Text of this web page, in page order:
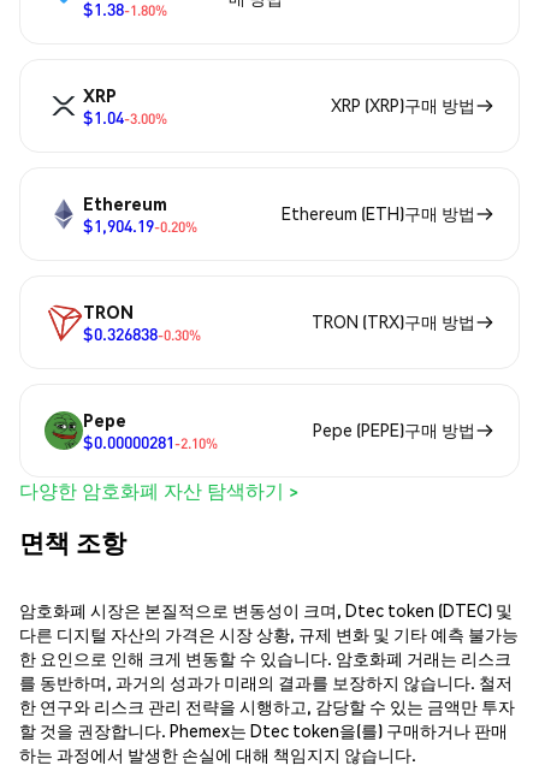
$1.38-1.80%
XRP
$1.04-3.00%
XRP (XRP)구매 방법
Ethereum
$1,904.19-0.20%
Ethereum (ETH)구매 방법
TRON
$0.326838-0.30%
TRON (TRX)구매 방법
Pepe
$0.00000281-2.10%
Pepe (PEPE)구매 방법
다양한 암호화폐 자산 탐색하기 >
면책 조항
암호화폐 시장은 본질적으로 변동성이 크며, Dtec token (DTEC) 및
다른 디지털 자산의 가격은 시장 상황, 규제 변화 및 기타 예측 불가능
한 요인으로 인해 크게 변동할 수 있습니다. 암호화폐 거래는 리스크
를 동반하며, 과거의 성과가 미래의 결과를 보장하지 않습니다. 철저
한 연구와 리스크 관리 전략을 시행하고, 감당할 수 있는 금액만 투자
할 것을 권장합니다. Phemex는 Dtec token을(를) 구매하거나 판매
하는 과정에서 발생한 손실에 대해 책임지지 않습니다.